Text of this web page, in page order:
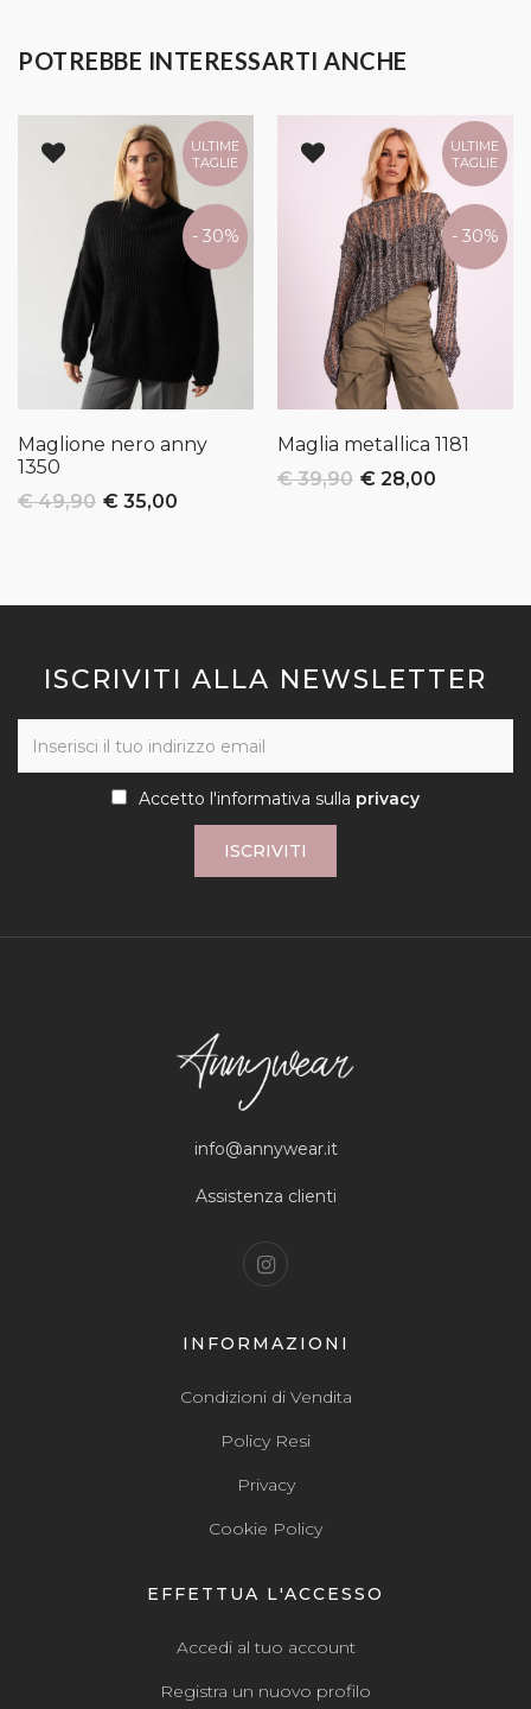
POTREBBE INTERESSARTI ANCHE
ULTIME
TAGLIE
- 30%
Maglione nero anny
1350
€ 49,90 € 35,00
ULTIME
TAGLIE
- 30%
Maglia metallica 1181
€ 39,90 € 28,00
ISCRIVITI ALLA NEWSLETTER
Accetto l'informativa sulla privacy
ISCRIVITI
info@annywear.it
Assistenza clienti
INFORMAZIONI
Condizioni di Vendita
Policy Resi
Privacy
Cookie Policy
EFFETTUA L'ACCESSO
Accedi al tuo account
Registra un nuovo profilo